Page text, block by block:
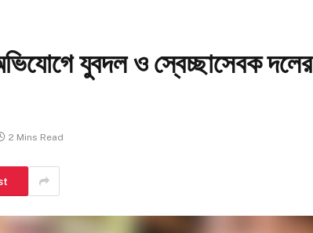
অভিযোগে যুবদল ও স্বেচ্ছাসেবক দলের
2 Mins Read